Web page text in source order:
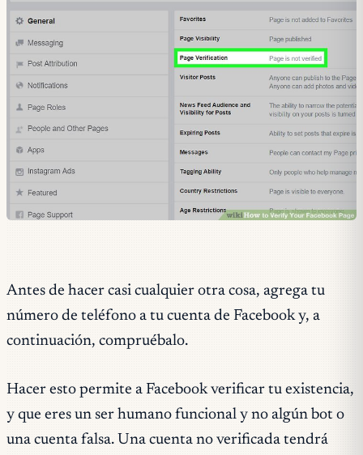
Antes de hacer casi cualquier otra cosa, agrega tu
número de teléfono a tu cuenta de Facebook y, a
continuación, compruébalo.
Hacer esto permite a Facebook verificar tu existencia,
y que eres un ser humano funcional y no algún bot o
una cuenta falsa. Una cuenta no verificada tendrá